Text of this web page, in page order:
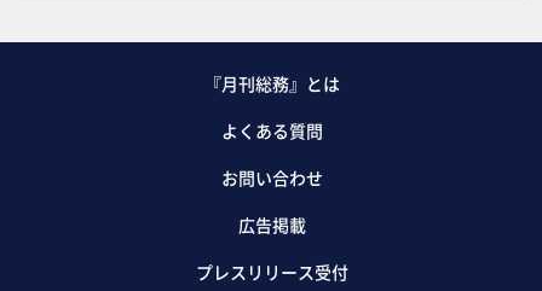
『月刊総務』とは
よくある質問
お問い合わせ
広告掲載
プレスリリース受付